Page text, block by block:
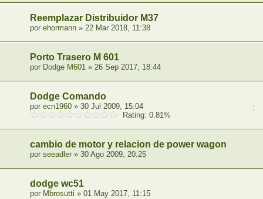
Reemplazar Distribuidor M37
por ehormann » 22 Mar 2018, 11:38
Porto Trasero M 601
por Dodge M601 » 26 Sep 2017, 18:44
Dodge Comando
1
por ecn1960 » 30 Jul 2009, 15:04
Rating: 0.81%
cambio de motor y relacion de power wagon
por seeadler » 30 Ago 2009, 20:25
dodge wc51
por Mbrosutti » 01 May 2017, 11:15